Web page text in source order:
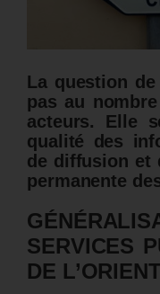
La question
pas au
acteurs. Elle
qualité des
de diffusion et
permanente
SERVICES
DE